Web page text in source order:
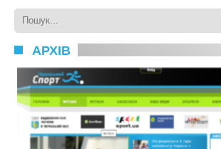
АРХІВ